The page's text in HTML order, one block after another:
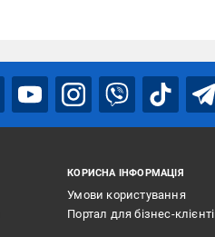
КОРИСНА ІНФОРМАЦІЯ
Умови користування
Портал для бізнес-